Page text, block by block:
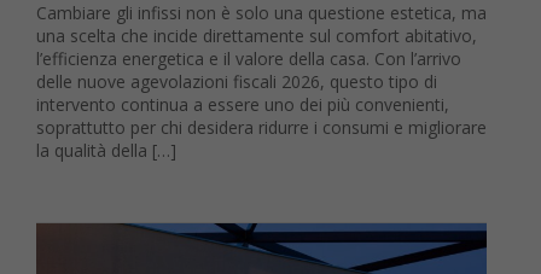
Cambiare gli infissi non è solo una questione estetica, ma
una scelta che incide direttamente sul comfort abitativo,
l’efficienza energetica e il valore della casa. Con l’arrivo
delle nuove agevolazioni fiscali 2026, questo tipo di
intervento continua a essere uno dei più convenienti,
soprattutto per chi desidera ridurre i consumi e migliorare
la qualità della […]